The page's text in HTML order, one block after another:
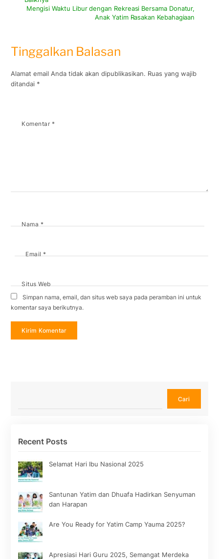
Mengisi Waktu Libur dengan Rekreasi Bersama Donatur,
Anak Yatim Rasakan Kebahagiaan
Tinggalkan Balasan
Alamat email Anda tidak akan dipublikasikan. Ruas yang wajib
ditandai *
Komentar *
Nama *
Email *
Situs Web
Simpan nama, email, dan situs web saya pada peramban ini untuk
komentar saya berikutnya.
Cari
Recent Posts
Selamat Hari Ibu Nasional 2025
Santunan Yatim dan Dhuafa Hadirkan Senyuman
dan Harapan
Are You Ready for Yatim Camp Yauma 2025?
Apresiasi Hari Guru 2025, Semangat Merdeka